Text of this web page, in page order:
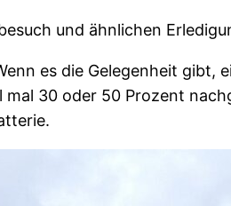
und ähnlichen
es die Gelegenheit
30 oder 50 Prozent